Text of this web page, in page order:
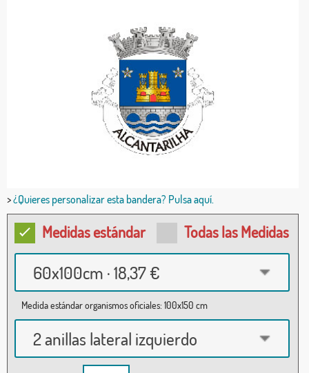
>¿Quieres personalizar esta bandera? Pulsa aquí.
Medidas estándar Todas las Medidas
60x100cm · 18,37 €
Medida estándar organismos oficiales: 100x150 cm
2 anillas lateral izquierdo